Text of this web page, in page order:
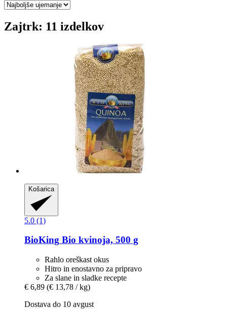
Zajtrk: 11 izdelkov
Košarica
5.0 (1)
BioKing Bio kvinoja, 500 g
Rahlo oreškast okus
Hitro in enostavno za pripravo
Za slane in sladke recepte
€ 6,89 (€ 13,78 / kg)
Dostava do 10 avgust